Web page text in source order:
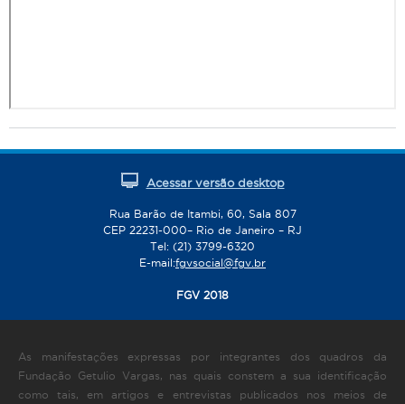
Acessar versão desktop
Rua Barão de Itambi, 60, Sala 807
CEP 22231-000– Rio de Janeiro – RJ
Tel: (21) 3799-6320
E-mail:fgvsocial@fgv.br
FGV 2018
As manifestações expressas por integrantes dos quadros da
Fundação Getulio Vargas, nas quais constem a sua identificação
como tais, em artigos e entrevistas publicados nos meios de